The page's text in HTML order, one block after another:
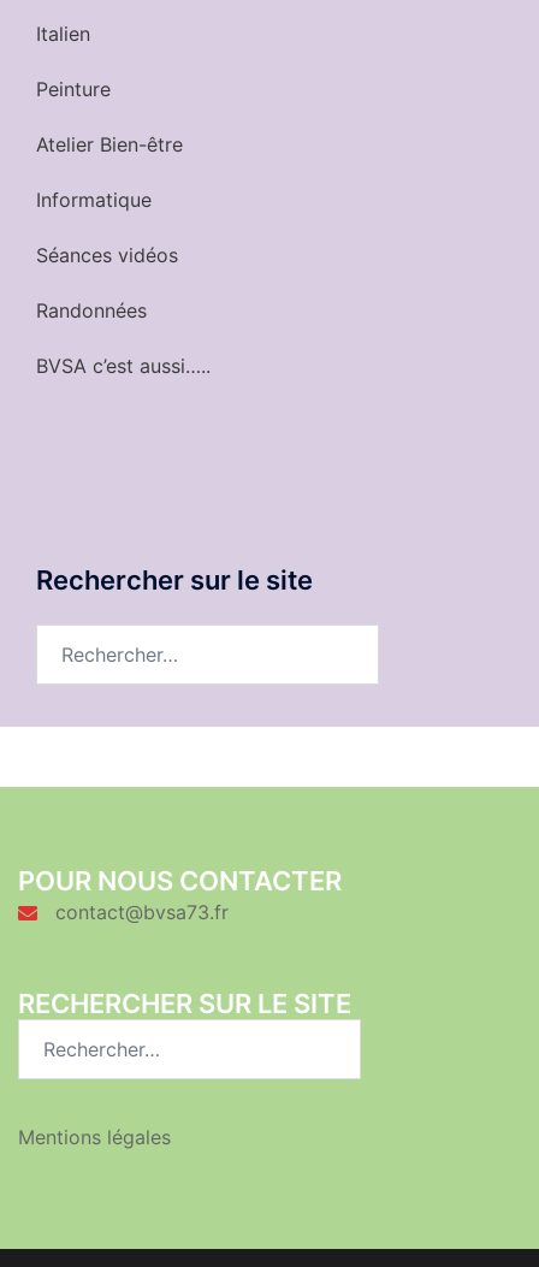
Italien
Peinture
Atelier Bien-être
Informatique
Séances vidéos
Randonnées
BVSA c’est aussi…..
Rechercher sur le site
POUR NOUS CONTACTER
contact@bvsa73.fr
RECHERCHER SUR LE SITE
Mentions légales